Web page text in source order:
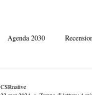
Agenda 2030
CSRnative